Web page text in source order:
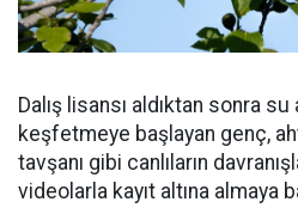
Dalış lisansı aldıktan sonra su
keşfetmeye başlayan genç,
tavşanı gibi canlıların
videolarla kayıt altına almaya